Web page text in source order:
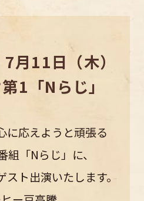
7月11日（木）
1「Nらじ」
に応えようと頑張る
組「Nらじ」に、
ト出演いたします。